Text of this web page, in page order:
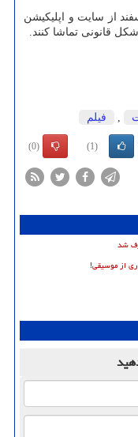
مندان می توانند از بامداد روز ۲۵ اسفند از سایت و اپلیکیشن
قانونی تماشا کنند.
فیلم
(1)
(0)
شد
از موسیقی!